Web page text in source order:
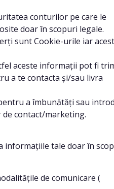
conturilor pe care le
doar în scopuri legale.
sunt Cookie-urile iar
aceste informații pot fi
a te contacta și/sau livra
a îmbunătăți sau
contact/marketing.
tale doar în
de comunicare (